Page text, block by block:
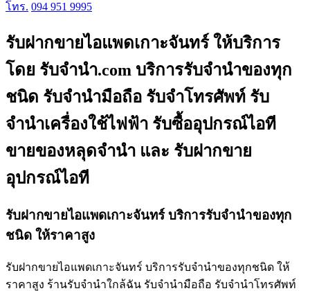
โทร. 094 951 9995
รับฝากขายไอแพดเกาะจันทร์ ให้บริการ
โดย รับจํานํา.com บริการรับจำนำของทุก
ชนิด รับจำนำมือถือ รับจำโทรศัพท์ รับ
จำนำเครื่องใช้ไฟฟ้า รับซื้ออุปกรณ์ไอที
ขายของหลุดจำนำ และ รับฝากขาย
อุปกรณ์ไอที
รับฝากขายไอแพดเกาะจันทร์ บริการรับจำนำของทุก
ชนิด ให้ราคาสูง
รับฝากขายไอแพดเกาะจันทร์ บริการรับจำนำของทุกชนิด ให้
ราคาสูง ร้านรับจํานําใกล้ฉัน รับจำนำมือถือ รับจำนำโทรศัพท์